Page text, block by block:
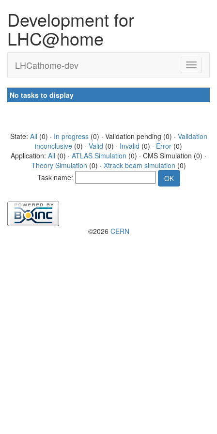
Development for
LHC@home
LHCathome-dev
No tasks to display
State: All (0) · In progress(0) · Validation pending (0) · Validation
inconclusive (0) · Valid (0) · Invalid (0) · Error (0)
Application: All (0) · ATLAS Simulation (0) · CMS Simulation (0) ·
Theory Simulation (0) · Xtrack beam simulation (0)
Task name:
©2026 CERN